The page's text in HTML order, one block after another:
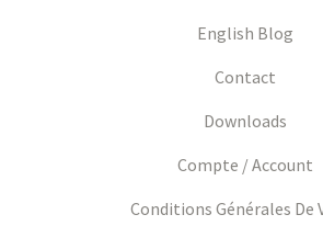
English Blog
Contact
Downloads
Compte / Account
Conditions Générales De